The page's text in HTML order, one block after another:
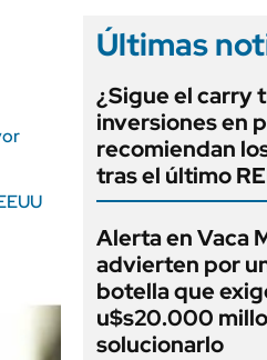
Últimas
¿Sigue el carry
inversiones en
recomiendan
tras el último
Alerta en Vaca
advierten por
botella que
u$s20.000
solucionarlo